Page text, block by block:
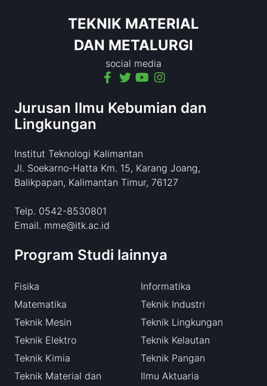
TEKNIK MATERIAL
DAN METALURGI
social media
Jurusan Ilmu Kebumian dan
Lingkungan
Institut Teknologi Kalimantan
Jl. Soekarno-Hatta Km. 15, Karang Joang,
Balikpapan, Kalimantan Timur, 76127
Telp. 0542-8530801
Email. mme@itk.ac.id
Program Studi lainnya
Fisika
Matematika
Teknik Mesin
Teknik Elektro
Teknik Kimia
Teknik Material dan
Informatika
Teknik Industri
Teknik Lingkungan
Teknik Kelautan
Teknik Pangan
Ilmu Aktuaria